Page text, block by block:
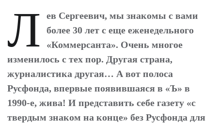
Л
ев Сергеевич, мы знакомы с вами
более 30 лет с еще еженедельного
«Коммерсанта». Очень многое
изменилось с тех пор. Другая страна,
журналистика другая… А вот полоса
Русфонда, впервые появившаяся в «Ъ» в
1990-е, жива! И представить себе газету «с
твердым знаком на конце» без Русфонда для